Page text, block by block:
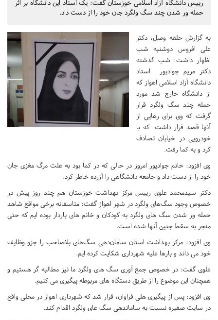
رییس دانشگاه آزاد اسلامی خوزستان گفت: یک استاد این دانشگاه بر اثر
حمله ور شدن چند سگ ولگرد جان خود را از دست داد.
به گزارش حلقه وصل، دکتر
علی افروس دوشنبه شب
اظهار داشت: شب گذشته
دکتر مریم جوادپور استاد
دانشگاه آزاد اسلامی اهواز که
از دانشگاه خارج شد مورد
حمله چند سگ ولگرد قرار
گرفت که وی برای رهایی از
آنها قصد فرار داشت که با
خودرویی در خیابان تصادف
کرد و به کما رفت.
وی افزود: خانم جوادپور امروز در حالی که در کما بود به علت مرگ مغزی جان
خود را از دست داد و جامعه دانشگاهی را آزرده خاطر کرد.
دکتر سیدمحمد علوی رییس مرکز بهداشت خوزستان هم چند روز پیش در
خصوص وجود سگ‌های ولگرد در شهر اهواز گفت: متاسفانه برخی مواقع شاهد
حمله ور شدن سگ های ولگرد به کودکان و خانم های باردار بوده ایم که حتی
منجر به سقط جنین آنها شده است.
وی افزود: مرکز بهداشت استان سامان‌دهی سگ‌های بلاصاحب را جزو وظایف
خود می داند و بارها علیه شهرداری شکایت کرده ایم.
علوی گفت: در خصوص جمع آوری سگ های ولگرد ما نیز مطالبه گر هستیم و
همچنان این موضوع را از طریق دستگاه های مربوطه پیگیری می کنیم.
وی افزود: پس از پیگیری هلی فراوان، قرار شد که شهرداری اهواز در محلی واقع
در سایت صفیره نسبت به ساماندهی سگ عای ولگرد اقدام کند.